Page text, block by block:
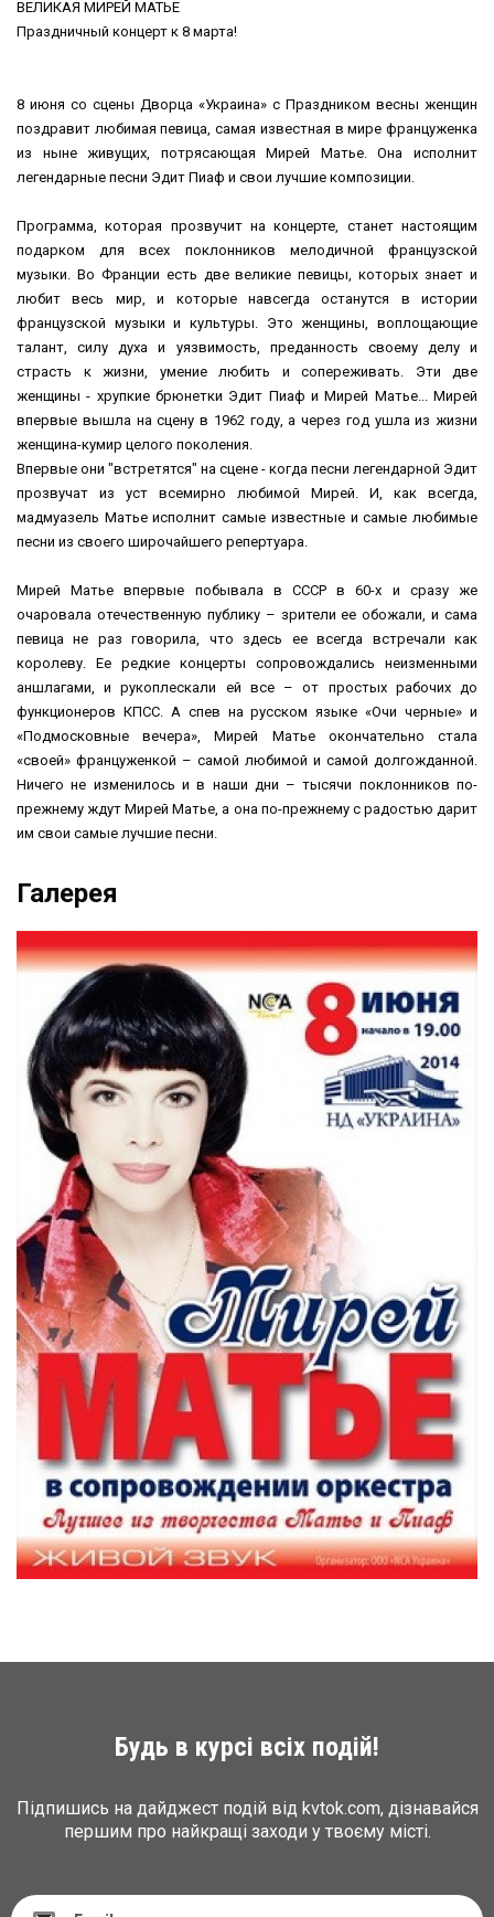
ВЕЛИКАЯ МИРЕЙ МАТЬЕ
Праздничный концерт к 8 марта!
8 июня со сцены Дворца «Украина» с Праздником весны женщин
поздравит любимая певица, самая известная в мире француженка
из ныне живущих, потрясающая Мирей Матье. Она исполнит
легендарные песни Эдит Пиаф и свои лучшие композиции.
Программа, которая прозвучит на концерте, станет настоящим
подарком для всех поклонников мелодичной французской
музыки. Во Франции есть две великие певицы, которых знает и
любит весь мир, и которые навсегда останутся в истории
французской музыки и культуры. Это женщины, воплощающие
талант, силу духа и уязвимость, преданность своему делу и
страсть к жизни, умение любить и сопереживать. Эти две
женщины - хрупкие брюнетки Эдит Пиаф и Мирей Матье... Мирей
впервые вышла на сцену в 1962 году, а через год ушла из жизни
женщина-кумир целого поколения.
Впервые они "встретятся" на сцене - когда песни легендарной Эдит
прозвучат из уст всемирно любимой Мирей. И, как всегда,
мадмуазель Матье исполнит самые известные и самые любимые
песни из своего широчайшего репертуара.
Мирей Матье впервые побывала в СССР в 60-х и сразу же
очаровала отечественную публику – зрители ее обожали, и сама
певица не раз говорила, что здесь ее всегда встречали как
королеву. Ее редкие концерты сопровождались неизменными
аншлагами, и рукоплескали ей все – от простых рабочих до
функционеров КПСС. А спев на русском языке «Очи черные» и
«Подмосковные вечера», Мирей Матье окончательно стала
«своей» француженкой – самой любимой и самой долгожданной.
Ничего не изменилось и в наши дни – тысячи поклонников по-
прежнему ждут Мирей Матье, а она по-прежнему с радостью дарит
им свои самые лучшие песни.
Галерея
Будь в курсі всіх подій!
Підпишись на дайджест подій від kvtok.com, дізнавайся
першим про найкращі заходи у твоєму місті.